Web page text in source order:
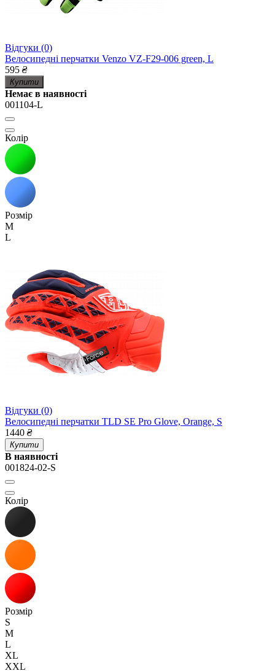
Відгуки (0)
Велосипедні перчатки Venzo VZ-F29-006 green, L
595 ₴
Купити
Немає в наявності
001104-L
Колір
Розмір
M
L
Відгуки (0)
Велосипедні перчатки TLD SE Pro Glove, Orange, S
1440 ₴
Купити
В наявності
001824-02-S
Колір
Розмір
S
M
L
XL
XXL